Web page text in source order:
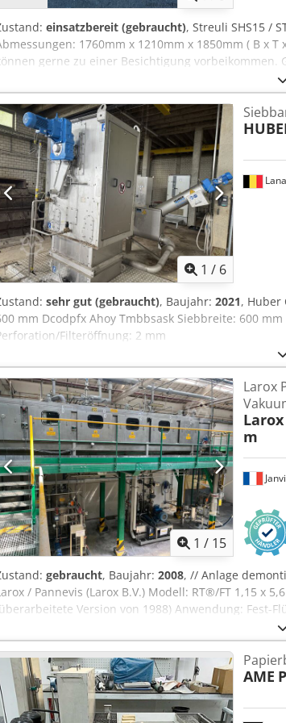
einsatzbereit (gebraucht), Streuli SHS15 /
1760mm x 1210mm x 1850mm ( B x T
gerne zu einer Besichtigung vorbeikommen.
Spedition organisieren! Sie erhalten eine
Nettorechnung erstellt werden.
Besuchen Sie unseren Shop und
Firmennamen und Warenzeichen sind
und Beschreibung der Produkte.
Beschreibung des Artikels können passieren
1 / 6
sehr gut (gebraucht), Baujahr: 2021, Huber
mm Dcodpfx Ahoy Tmbbsask Siebbreite: 600
Filteröffnung: 2 mm
1 / 15
Larox
m
gebraucht, Baujahr: 2008, // Anlage
/ Pannevis (Larox B.V.) Modell: RT®/FT 1,15 x
Version von 1988) Anwendung: Fest-
Rückgewinnung. FT = „Fume-Tight“ (Gasdicht)
Möglichkeit, mehrere Waschstufen
bis zu 99,99 % oder mehr) bei geringem
der Wanne und Tragroste bei
kontinuierlich Permanent
Austragsschnecke Rahmengestell mit 3
AME